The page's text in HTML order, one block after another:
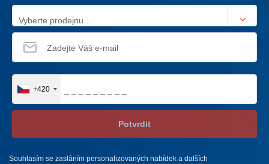
Vyberte prodejnu…
+420
Potvrdit
Souhlasím se zasláním personalizovaných nabídek a dalších